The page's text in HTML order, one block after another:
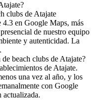
clubs de Atajate
en Google Maps, más
de nuestro equipo
y autenticidad. La
beach clubs de Atajate?
de Atajate.
una vez al año, y los
con Google
actualizada.